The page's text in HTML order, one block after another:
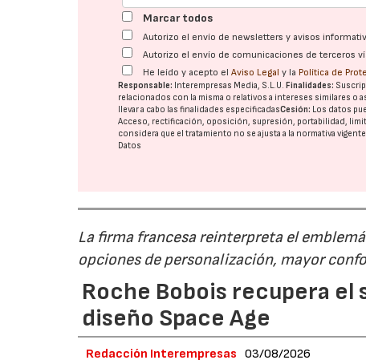
Marcar todos
Autorizo el envío de newsletters y avisos
Autorizo el envío de comunicaciones de terceros
He leído y acepto elAviso Legal y la Política de
Responsable: Interempresas Media, S.L.U.Finalidades:
relacionados con la misma o relativos a intereses similares o
llevar a cabo las finalidades especificadasCesión: Los datos
Acceso, rectificación, oposición, supresión, portabilidad,
considera que el tratamiento no se ajusta a la normativa
Datos
La firma francesa reinterpreta el
opciones de personalización, mayor
Roche Bobois recupera
diseño Space Age
Redacción Interempresas 03/08/2026